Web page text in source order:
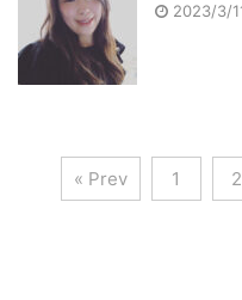
2023/3/
« Prev 1 2